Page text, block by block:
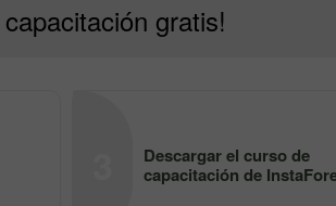
gratis!
Descargar el curso de
capacitación de